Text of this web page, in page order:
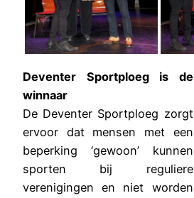
Deventer Sportploeg is de
winnaar
De Deventer Sportploeg zorgt
ervoor dat mensen met een
beperking ‘gewoon’ kunnen
sporten bij reguliere
verenigingen en niet worden